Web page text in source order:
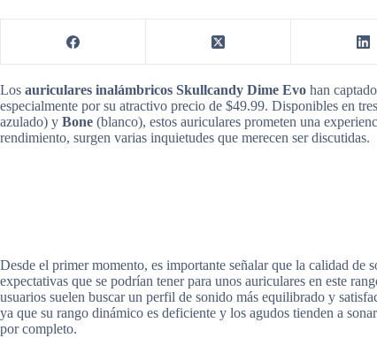
Los auriculares inalámbricos Skullcandy Dime Evo han
especialmente por su atractivo precio de $49.99. Disponibles en
azulado) y Bone (blanco), estos auriculares prometen una
rendimiento, surgen varias inquietudes que merecen ser discutidas.
Desde el primer momento, es importante señalar que la calidad de
expectativas que se podrían tener para unos auriculares en este
usuarios suelen buscar un perfil de sonido más equilibrado y
ya que su rango dinámico es deficiente y los agudos tienden a
por completo.